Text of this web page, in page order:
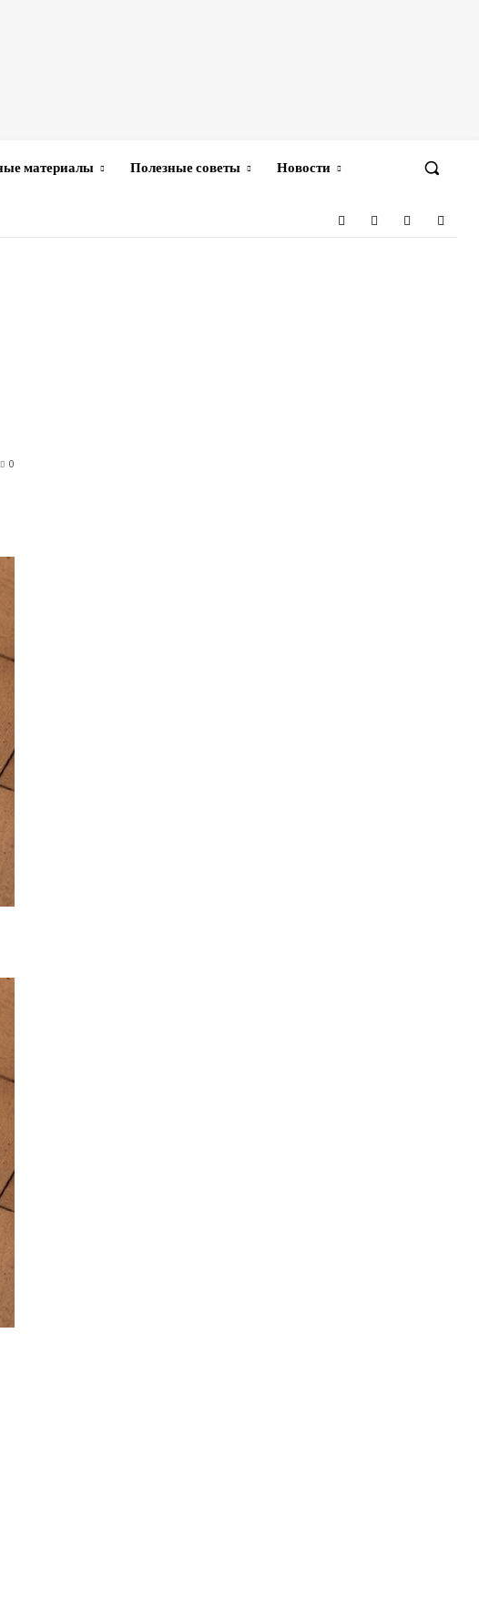
материалы Полезные советы Новости
0